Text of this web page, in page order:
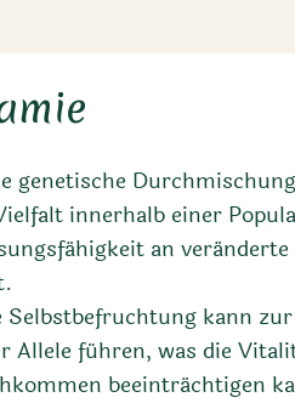
genetische Durchmischung
innerhalb einer
an veränderte
Selbstbefruchtung kann zur
Allele führen, was die
beeinträchtigen